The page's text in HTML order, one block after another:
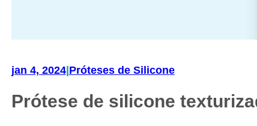
jan 4, 2024|Próteses de Silicone
Prótese de silicone